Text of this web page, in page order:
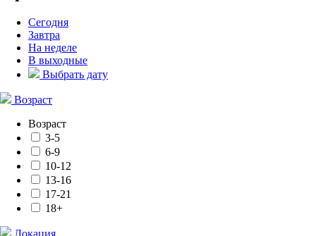
Сегодня
Завтра
На неделе
В выходные
Выбрать дату
Возраст
Возраст
3-5
6-9
10-12
13-16
17-21
18+
Локация